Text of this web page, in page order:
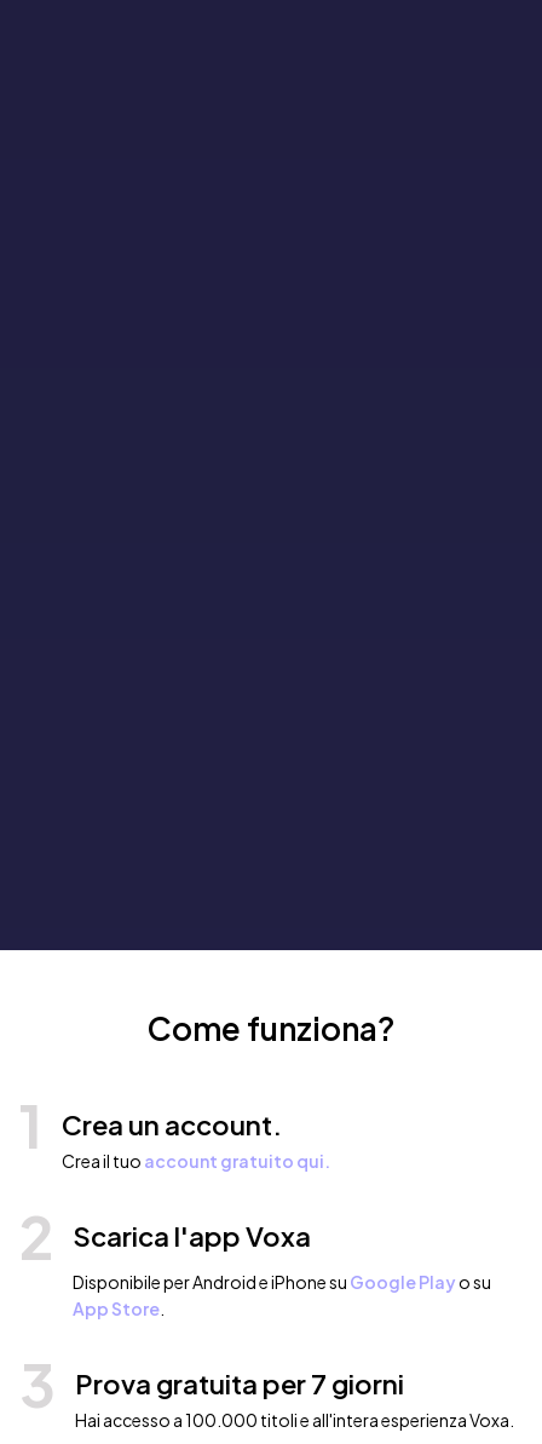
Come funziona?
1 Crea un account.
Crea il tuo account gratuito qui.
2 Scarica l'app Voxa
Disponibile per Android e iPhone su Google Playo su
App Store
3 Prova gratuita per 7 giorni
Hai accesso a 100.000 titoli e all'intera esperienza Voxa.